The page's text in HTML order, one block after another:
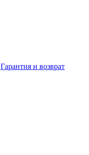
Гарантия и возврат